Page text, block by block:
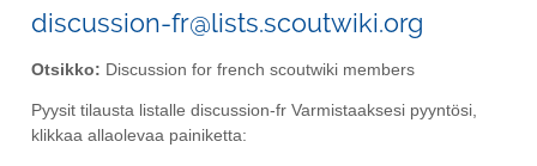
discussion-fr@lists.scoutwiki.org
Otsikko: Discussion for french scoutwiki members
Pyysit tilausta listalle discussion-fr Varmistaaksesi pyyntösi,
klikkaa allaolevaa painiketta: